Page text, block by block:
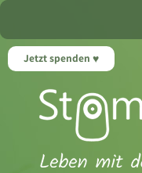
Jetzt spenden